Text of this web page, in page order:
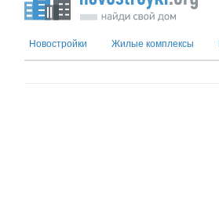
Новостройки Жилые комплексы